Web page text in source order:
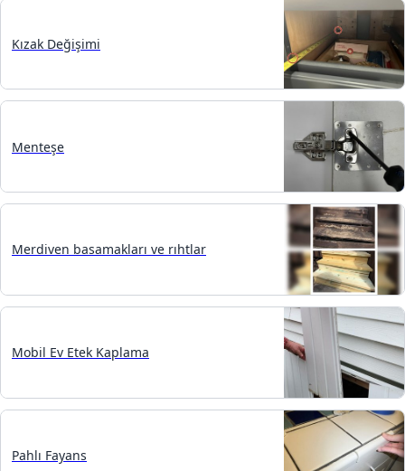
Kızak Değişimi
Menteşe
Merdiven basamakları ve rıhtlar
Mobil Ev Etek Kaplama
Pahlı Fayans